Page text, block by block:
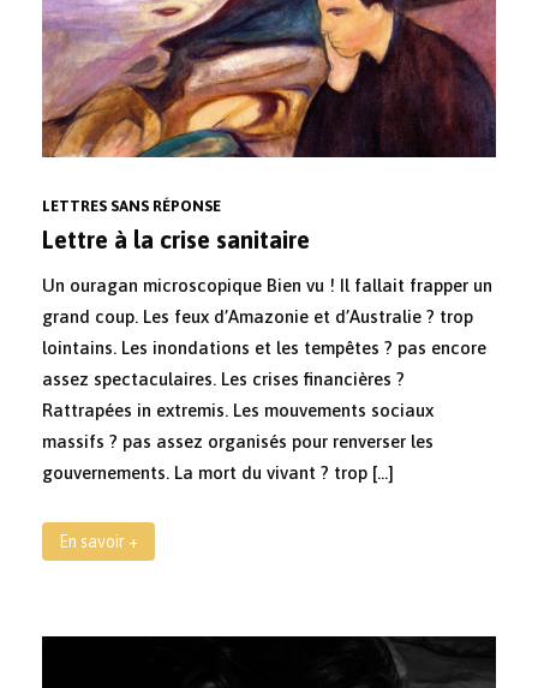
LETTRES SANS RÉPONSE
Lettre à la crise sanitaire
Un ouragan microscopique Bien vu ! Il fallait frapper un
grand coup. Les feux d’Amazonie et d’Australie ? trop
lointains. Les inondations et les tempêtes ? pas encore
assez spectaculaires. Les crises financières ?
Rattrapées in extremis. Les mouvements sociaux
massifs ? pas assez organisés pour renverser les
gouvernements. La mort du vivant ? trop […]
En savoir +